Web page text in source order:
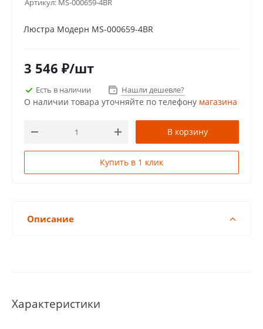
Артикул: MS-000659-4BR
Люстра Модерн MS-000659-4BR
3 546 ₽/шт
Есть в наличии Нашли дешевле?
О наличии товара уточняйте по телефону магазина
В корзину
Купить в 1 клик
Описание
Характеристики